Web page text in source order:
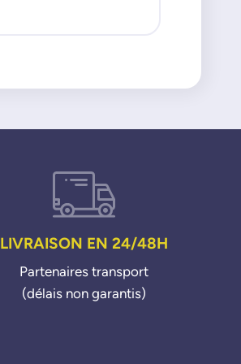
LIVRAISON EN 24/48H
Partenaires transport
(délais non garantis)